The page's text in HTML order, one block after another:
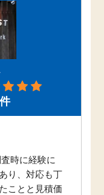
時に経験に
り、対応も丁
ことと見積価